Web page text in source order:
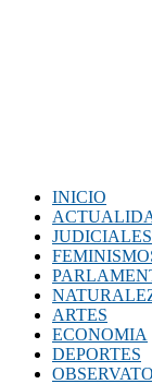
INICIO
JUDICIALES
ARTES
ECONOMIA
DEPORTES